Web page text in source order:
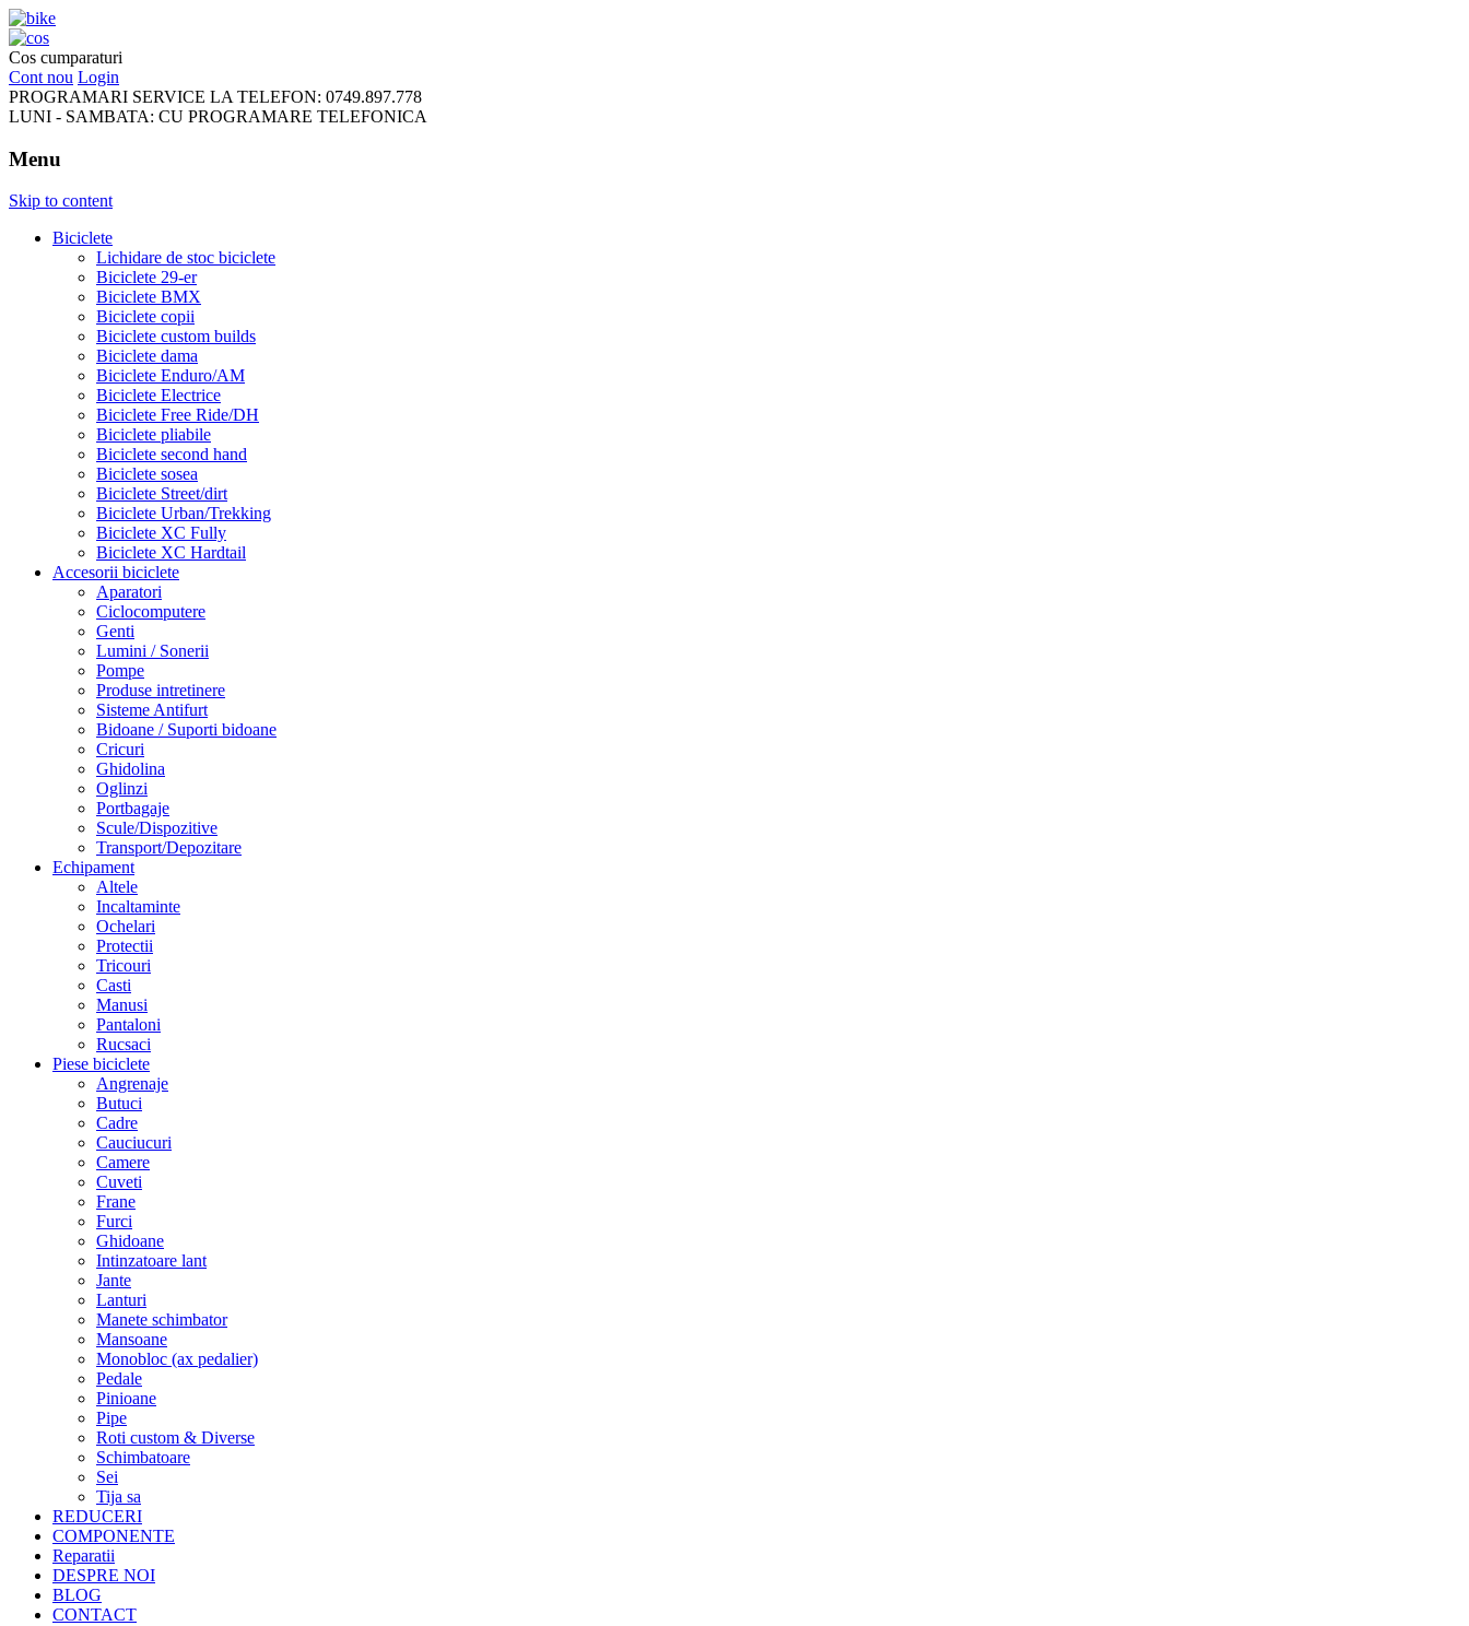
FreeRideBikes
Cos cumparaturi
Cont nou Login
PROGRAMARI SERVICE LA TELEFON: 0749.897.778
LUNI - SAMBATA: CU PROGRAMARE TELEFONICA
Menu
Skip to content
Biciclete
Lichidare de stoc biciclete
Biciclete 29-er
Biciclete BMX
Biciclete copii
Biciclete custom builds
Biciclete dama
Biciclete Enduro/AM
Biciclete Electrice
Biciclete Free Ride/DH
Biciclete pliabile
Biciclete second hand
Biciclete sosea
Biciclete Street/dirt
Biciclete Urban/Trekking
Biciclete XC Fully
Biciclete XC Hardtail
Accesorii biciclete
Aparatori
Ciclocomputere
Genti
Lumini / Sonerii
Pompe
Produse intretinere
Sisteme Antifurt
Bidoane / Suporti bidoane
Cricuri
Ghidolina
Oglinzi
Portbagaje
Scule/Dispozitive
Transport/Depozitare
Echipament
Altele
Incaltaminte
Ochelari
Protectii
Tricouri
Casti
Manusi
Pantaloni
Rucsaci
Piese biciclete
Angrenaje
Butuci
Cadre
Cauciucuri
Camere
Cuveti
Frane
Furci
Ghidoane
Intinzatoare lant
Jante
Lanturi
Manete schimbator
Mansoane
Monobloc (ax pedalier)
Pedale
Pinioane
Pipe
Roti custom & Diverse
Schimbatoare
Sei
Tija sa
REDUCERI
COMPONENTE
Reparatii
DESPRE NOI
BLOG
CONTACT